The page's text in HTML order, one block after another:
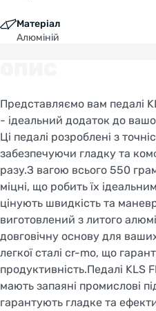
Матеріал
Алюміній
Представляємо вам педалі
- ідеальний додаток до
Ці педалі розроблені з
забезпечуючи гладку та
разу.З вагою всього 550
міцні, що робить їх
цінують швидкість та
виготовлений з литого
довговічну основу для
легкої сталі cr-mo, що
продуктивність.Педалі KLS
мають запаяні промислові
гарантують гладке та